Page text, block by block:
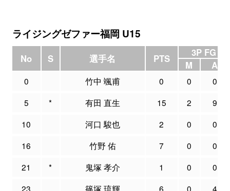
ライジングゼファー福岡 U15
No S 選手名 PTS
3P FG
M
A
0 竹中 颯甫 0 0
0
5
* 有田 直生 15 2
9
10
河口 駿也 2 0
0
16
竹野 佑 7 0
0
21
* 鬼塚 孝介 1 0
0
23
篠塚 琉輝 6 0 4